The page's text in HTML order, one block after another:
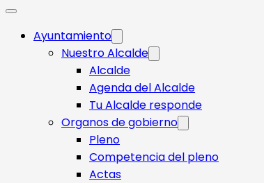
Ayuntamiento
Nuestro Alcalde
Alcalde
Agenda del Alcalde
Tu Alcalde responde​
Organos de gobierno
Pleno
Competencia del pleno
Actas